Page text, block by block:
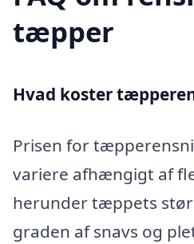
tæpper
Hvad koster
Prisen for
variere afhængigt af
herunder tæppets
graden af snavs og